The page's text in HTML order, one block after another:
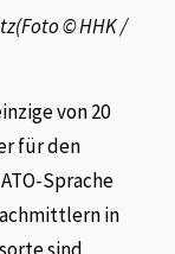
© HHK /
von 20
für den
Sprache
in